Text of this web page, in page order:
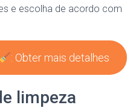
e escolha de acordo com
: Obter mais detalhes
limpeza